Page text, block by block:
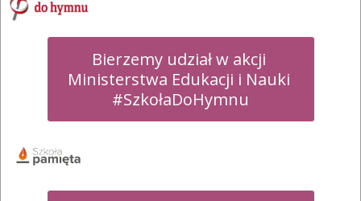
Bierzemy udział w akcji
Ministerstwa Edukacji i Nauki
#SzkołaDoHymnu